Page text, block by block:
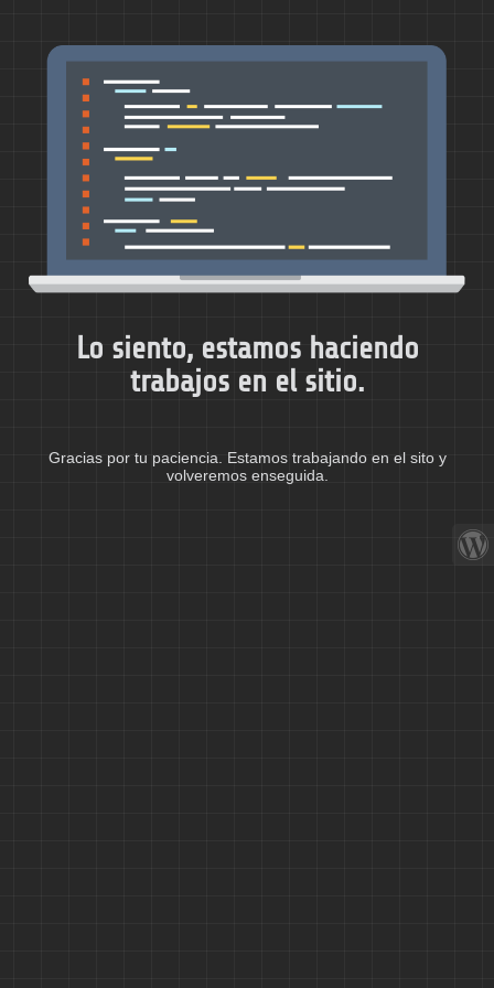
Lo siento, estamos haciendo
trabajos en el sitio.
Gracias por tu paciencia. Estamos trabajando en el sito y
volveremos enseguida.